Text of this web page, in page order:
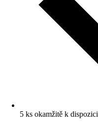
5 ks okamžitě k dispozici